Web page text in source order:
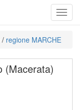
Toggle
/ regione MARCHE
(Macerata)